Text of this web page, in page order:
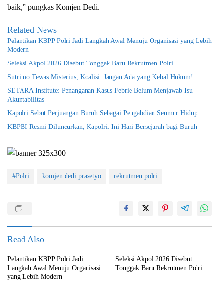
baik,” pungkas Komjen Dedi.
Related News
Pelantikan KBPP Polri Jadi Langkah Awal Menuju Organisasi yang Lebih
Modern
Seleksi Akpol 2026 Disebut Tonggak Baru Rekrutmen Polri
Sutrimo Tewas Misterius, Koalisi: Jangan Ada yang Kebal Hukum!
SETARA Institute: Penanganan Kasus Febrie Belum Menjawab Isu
Akuntabilitas
Kapolri Sebut Perjuangan Buruh Sebagai Pengabdian Seumur Hidup
KBPBI Resmi Diluncurkan, Kapolri: Ini Hari Bersejarah bagi Buruh
#Polri komjen dedi prasetyo rekrutmen polri
Read Also
Pelantikan KBPP Polri Jadi
Langkah Awal Menuju Organisasi
yang Lebih Modern
Seleksi Akpol 2026 Disebut
Tonggak Baru Rekrutmen Polri